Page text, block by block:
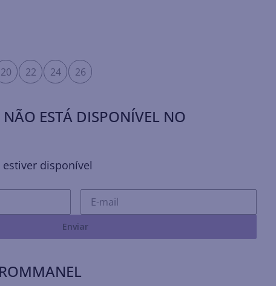
20 22 24 26
NÃO ESTÁ DISPONÍVEL NO
disponível
Enviar